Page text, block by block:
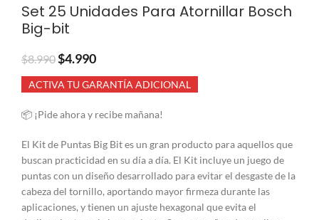
Set 25 Unidades Para Atornillar Bosch
Big-bit
$8.990$4.990
ACTIVA TU GARANTÍA ADICIONAL
📦 ¡Pide ahora y recibe mañana!
El Kit de Puntas Big Bit es un gran producto para aquellos que
buscan practicidad en su día a día. El Kit incluye un juego de
puntas con un diseño desarrollado para evitar el desgaste de la
cabeza del tornillo, aportando mayor firmeza durante las
aplicaciones, y tienen un ajuste hexagonal que evita el